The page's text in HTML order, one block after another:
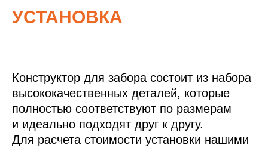
УСТАНОВКА
Конструктор для забора состоит из набора
высококачественных деталей, которые
полностью соответствуют по размерам
и идеально подходят друг к другу.
Для расчета стоимости установки нашими